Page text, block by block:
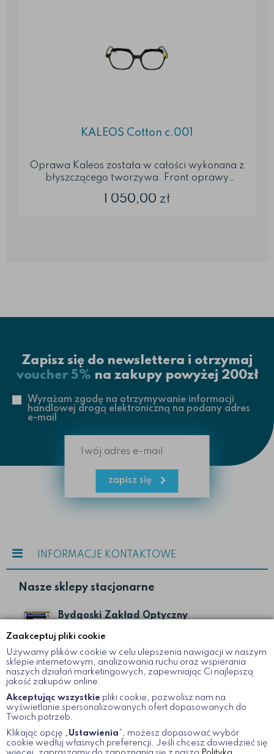
Zaakceptuj pliki cookie
Używamy plików cookie w celu ulepszenia nawigacji w naszym
sklepie internetowym, analizowania ruchu oraz wspierania
naszych działań marketingowych, zapewniając Ci najlepszą
jakość zakupów online.
Akceptując wszystkie pliki cookie, pozwolisz nam na
wyświetlanie spersonalizowanych ofert dopasowanych do
Twoich potrzeb.
Klikając opcję „Ustawienia ”, możesz dopasować wybór
cookie wedłuj własnych preferencji. Jeśli chcesz dowiedzieć się
KALEOS Cotton c.001
Oprawa Kaleos została w całości wykonana z
błyszczącego tworzywa. Front oprawy
bokach frontu w górnej jego części umieszczono
1 050,00 zł
Zapisz się do newslettera i otrzymaj
voucher 5% na zakupy powyżej 200zł
Wyrażam zgodę na otrzymywanie informacji
handlowej drogą elektroniczną na podany adres
e-mail
zapisz się
INFORMACJE KONTAKTOWE
Nasze sklepy stacjonarne
Bydgoski Zakład Optyczny
ul. Gdańska II
52 322 19 51
Bydgoski Zakład Optyczny
ul. Dworcowa 12
Bydgoszcz
52 366 08 45